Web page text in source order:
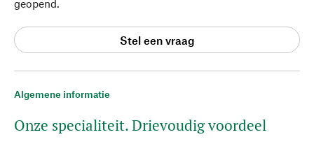
Algemene informatie
Onze specialiteit. Drievoudig voordeel
geopend.
Stel een vraag